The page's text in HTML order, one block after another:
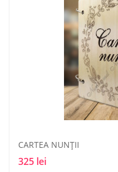
CARTEA NUNŢII
325 lei